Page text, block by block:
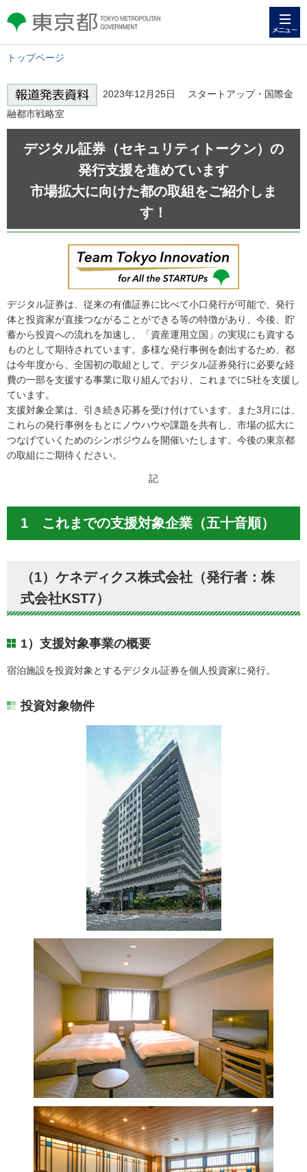
東京都 TOKYO METROPOLITAN
GOVERNMENT
トップページ
2023年12月25日 スタートアップ・国際金
融都市戦略室
デジタル証券（セキュリティトークン）の
発行支援を進めています
市場拡大に向けた都の取組をご紹介しま
す！
デジタル証券は、従来の有価証券に比べて小口発行が可能で、発行
体と投資家が直接つながることができる等の特徴があり、今後、貯
蓄から投資への流れを加速し、「資産運用立国」の実現にも資する
ものとして期待されています。多様な発行事例を創出するため、都
は今年度から、全国初の取組として、デジタル証券発行に必要な経
費の一部を支援する事業に取り組んでおり、これまでに5社を支援し
ています。
支援対象企業は、引き続き応募を受け付けています。また3月には、
これらの発行事例をもとにノウハウや課題を共有し、市場の拡大に
つなげていくためのシンポジウムを開催いたします。今後の東京都
の取組にご期待ください。
記
1 これまでの支援対象企業（五十音順）
（1）ケネディクス株式会社（発行者：株
式会社KST7）
1）支援対象事業の概要
宿泊施設を投資対象とするデジタル証券を個人投資家に発行。
投資対象物件